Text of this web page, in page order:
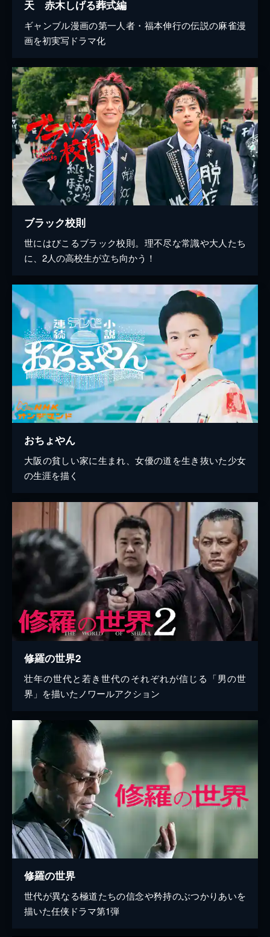
天 赤木しげる葬式編
ギャンブル漫画の第一人者・福本伸行の伝説の麻雀漫
画を初実写ドラマ化
ブラック校則
世にはびこるブラック校則。理不尽な常識や大人たち
に、2人の高校生が立ち向かう！
おちょやん
大阪の貧しい家に生まれ、女優の道を生き抜いた少女
の生涯を描く
修羅の世界2
壮年の世代と若き世代のそれぞれが信じる「男の世
界」を描いたノワールアクション
修羅の世界
世代が異なる極道たちの信念や矜持のぶつかりあいを
描いた任侠ドラマ第1弾